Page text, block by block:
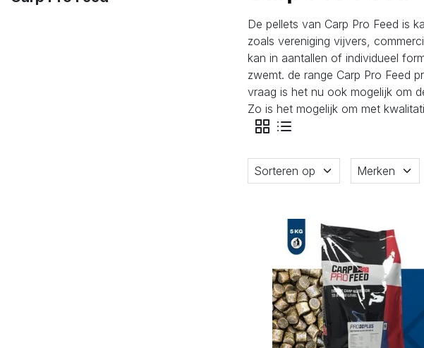
De pellets van Carp Pro Feed is
zoals vereniging vijvers,
kan in aantallen of individueel
zwemt. de range Carp Pro Feed
vraag is het nu ook mogelijk om
Zo is het mogelijk om met
Sorteren op Merken